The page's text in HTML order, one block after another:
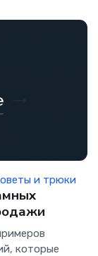
и трюки
которые